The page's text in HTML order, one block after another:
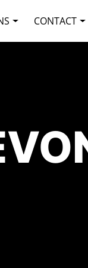
CONTACT